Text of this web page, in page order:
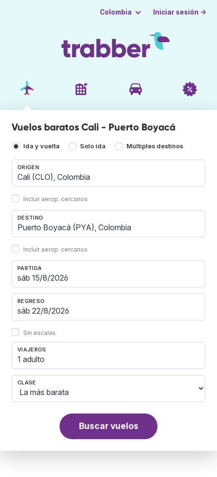
Colombia Iniciar sesión →
Vuelos baratos Cali - Puerto Boyacá
Ida y vuelta Solo ida Múltiples destinos
ORIGEN
Incluir aerop. cercanos
DESTINO
Incluir aerop. cercanos
PARTIDA
REGRESO
Sin escalas
VIAJEROS
1 adulto
CLASE
Buscar vuelos